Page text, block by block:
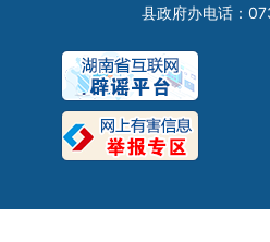
县政府办电话：